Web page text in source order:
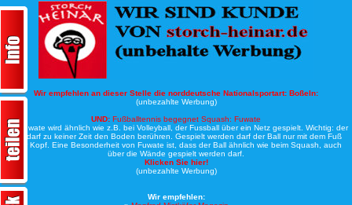
Wir empfehlen an dieser Stelle die norddeutsche Nationalsportart: Boßeln:
(unbezahlte Werbung)
UND: Fußballtennis begegnet Squash: Fuwate
Bei Fuwate wird ähnlich wie z.B. bei Volleyball, der Fussball über ein Netz gespielt. Wichtig: der
Ball darf zu keiner Zeit den Boden berühren. Gespielt werden darf der Ball nur mit dem Fuß
oder Kopf. Eine Besonderheit von Fuwate ist, dass der Ball ähnlich wie beim Squash, auch
über die Wände gespielt werden darf.
Klicken Sie hier!
(unbezahlte Werbung)
Wir empfehlen: